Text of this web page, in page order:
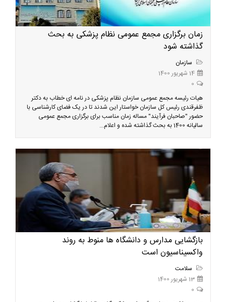
زمان برگزاری مجمع عمومی نظام پزشکی به بحث
گذاشته شود
سازمان
14 شهریور 1400
0
هیات رئیسه مجمع عمومی سازمان نظام پزشکی در نامه ای خطاب به دکتر
ظفرقندی رئیس کل سازمان خواستار این شدند تا در یک فضای کارشناسی با
حضور "صاحبان فرآیند" مساله زمان مناسب برای برگزاری مجمع عمومی
سالیانه 1400 به بحث گذاشته شده و اعلام...
بازگشایی مدارس و دانشگاه ها منوط به روند
واکسیناسیون است
سلامت
13 شهریور 1400
0